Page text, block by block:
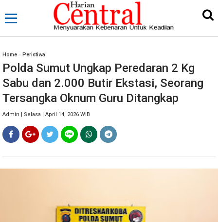
Home » Peristiwa
Polda Sumut Ungkap Peredaran 2 Kg
Sabu dan 2.000 Butir Ekstasi, Seorang
Tersangka Oknum Guru Ditangkap
Admin | Selasa | April 14, 2026 WIB